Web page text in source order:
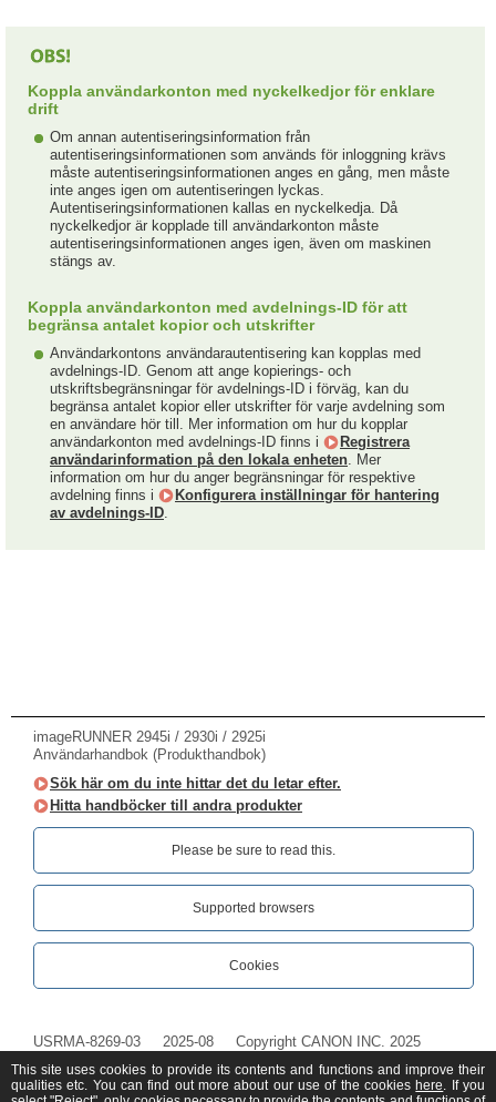
Koppla användarkonton med nyckelkedjor för enklare
drift
Om annan autentiseringsinformation från
autentiseringsinformationen som används för inloggning krävs
måste autentiseringsinformationen anges en gång, men måste
inte anges igen om autentiseringen lyckas.
Autentiseringsinformationen kallas en nyckelkedja. Då
nyckelkedjor är kopplade till användarkonton måste
autentiseringsinformationen anges igen, även om maskinen
stängs av.
Koppla användarkonton med avdelnings-ID för att
begränsa antalet kopior och utskrifter
Användarkontons användarautentisering kan kopplas med
avdelnings-ID. Genom att ange kopierings- och
utskriftsbegränsningar för avdelnings-ID i förväg, kan du
begränsa antalet kopior eller utskrifter för varje avdelning som
en användare hör till. Mer information om hur du kopplar
användarkonton med avdelnings-ID finns i
Registrera
användarinformation på den lokala enheten. Mer
information om hur du anger begränsningar för respektive
avdelning finns i
Konfigurera inställningar för hantering
av avdelnings-ID.
imageRUNNER 2945i / 2930i / 2925i
Användarhandbok (Produkthandbok)
Sök här om du inte hittar det du letar efter.
Hitta handböcker till andra produkter
Please be sure to read this.‎
Supported browsers
Cookies
USRMA-8269-03 2025-08 Copyright CANON INC. 2025
This site uses cookies to provide its contents and functions and improve their
qualities etc. You can find out more about our use of the cookies here. If you